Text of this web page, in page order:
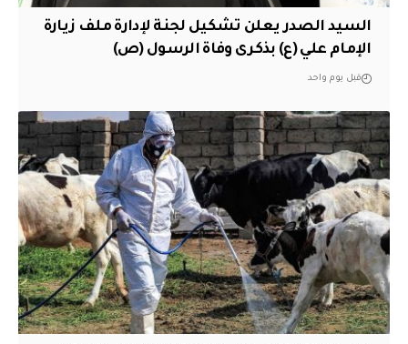
السيد الصدر يعلن تشكيل لجنة لإدارة ملف زيارة
الإمام علي (ع) بذكرى وفاة الرسول (ص)
قبل يوم واحد